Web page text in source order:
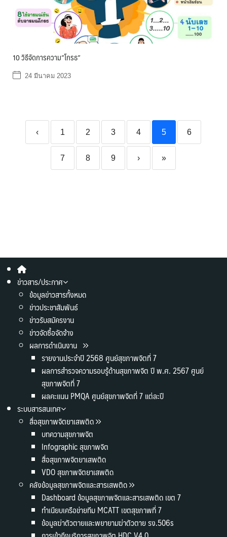
10 วิธีจัดการความ”โกรธ”
24 มีนาคม 2023
‹ 1 2 3 4 5 6
7 8 9 › »
ข่าวสาร/ประกาศ
ข้อมูลข่าวสารทั้งหมด
ข่าวประชาสัมพันธ์
ข่าวรับสมัครงาน
ข่าวจัดซื้อจัดจ้าง
ผลการดำเนินงาน
รายงานประจำปี 2568 ศูนย์สุขภาพจิตที่ 7
ผลการสำรวจความรอบรู้ด้านสุขภาพจิต ปี พ.ศ. 2567 ศูนย์
สุขภาพจิตที่ 7
ผลคะแนน PMQA ศูนย์สุขภาพจิตที่ 7 แต่ละปี
ระบบสารสนเทศ
สื่อสุขภาพจิตยาเสพติด
บทความสุขภาพจิต
Infographic สุขภาพจิต
สื่อสุขภาพจิตยาเสพติด
VDO สุขภาพจิตยาเสพติด
คลังข้อมูลสุขภาพจิตและสารเสพติด
Dashboard ข้อมูลสุขภาพจิตและสารเสพติด เขต 7
ทำเนียบเครือข่ายทีม MCATT เขตสุขภาพที่ 7
ข้อมูลฆ่าตัวตายและพยายามฆ่าตัวตาย รง.506s